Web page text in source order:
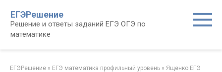
контенту
ЕГЭРешение
Решение и ответы заданий ЕГЭ ОГЭ по
математике
ЕГЭРешение » ЕГЭ математика профильный уровень » Ященко ЕГЭ